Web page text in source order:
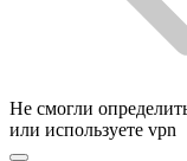
Не смогли
или используете vpn